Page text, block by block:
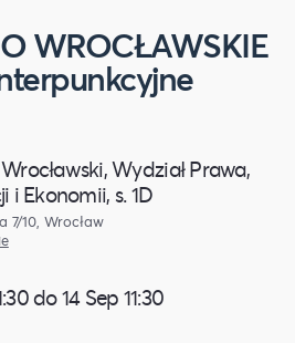
WROCŁAWSKIE
Wydział Prawa,
i Ekonomii, s. 1D
7/10, Wrocław
do 14 Sep 11:30